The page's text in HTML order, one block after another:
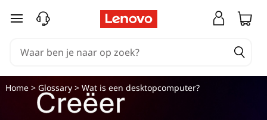
Ga naar de hoofdinhoud
Home> Glossary> Wat is een desktopcomputer?